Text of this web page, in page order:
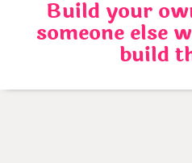
Build your
someone else
build